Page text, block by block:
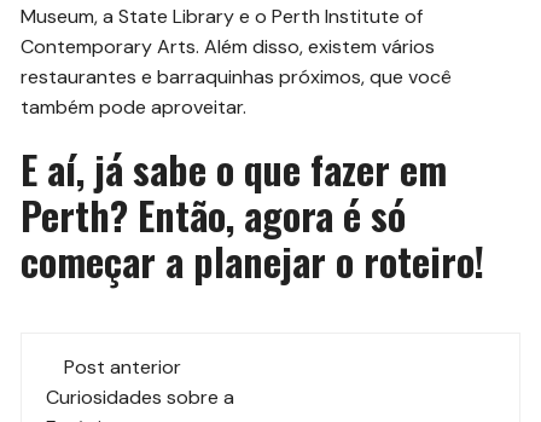
Museum, a State Library e o Perth Institute of
Contemporary Arts. Além disso, existem vários
restaurantes e barraquinhas próximos, que você
também pode aproveitar.
E aí, já sabe o que fazer em
Perth? Então, agora é só
começar a planejar o roteiro!
Navegação
Post anterior
Curiosidades sobre a